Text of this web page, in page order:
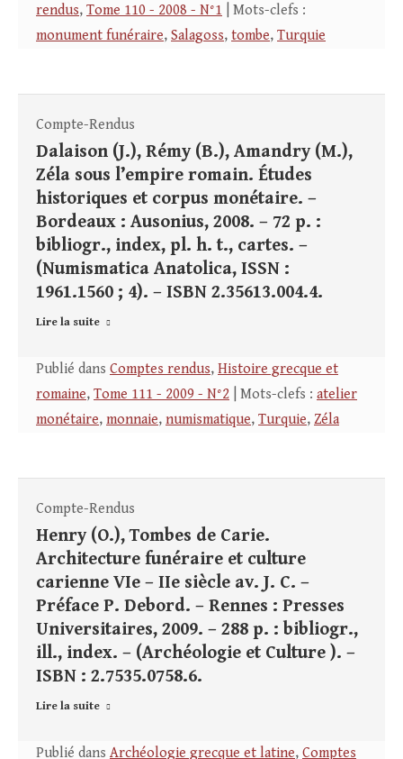
rendus, Tome 110 - 2008 - N°1 | Mots-clefs :
monument funéraire, Salagoss, tombe, Turquie
Compte-Rendus
Dalaison (J.), Rémy (B.), Amandry (M.),
Zéla sous l’empire romain. Études
historiques et corpus monétaire. –
Bordeaux : Ausonius, 2008. – 72 p. :
bibliogr., index, pl. h. t., cartes. –
(Numismatica Anatolica, ISSN :
1961.1560 ; 4). – ISBN 2.35613.004.4.
Lire la suite
Publié dans Comptes rendus, Histoire grecque et
romaine, Tome 111 - 2009 - N°2 | Mots-clefs : atelier
monétaire, monnaie, numismatique, Turquie, Zéla
Compte-Rendus
Henry (O.), Tombes de Carie.
Architecture funéraire et culture
carienne VIe – IIe siècle av. J. C. –
Préface P. Debord. – Rennes : Presses
Universitaires, 2009. – 288 p. : bibliogr.,
ill., index. – (Archéologie et Culture ). –
ISBN : 2.7535.0758.6.
Lire la suite
Publié dans Archéologie grecque et latine, Comptes